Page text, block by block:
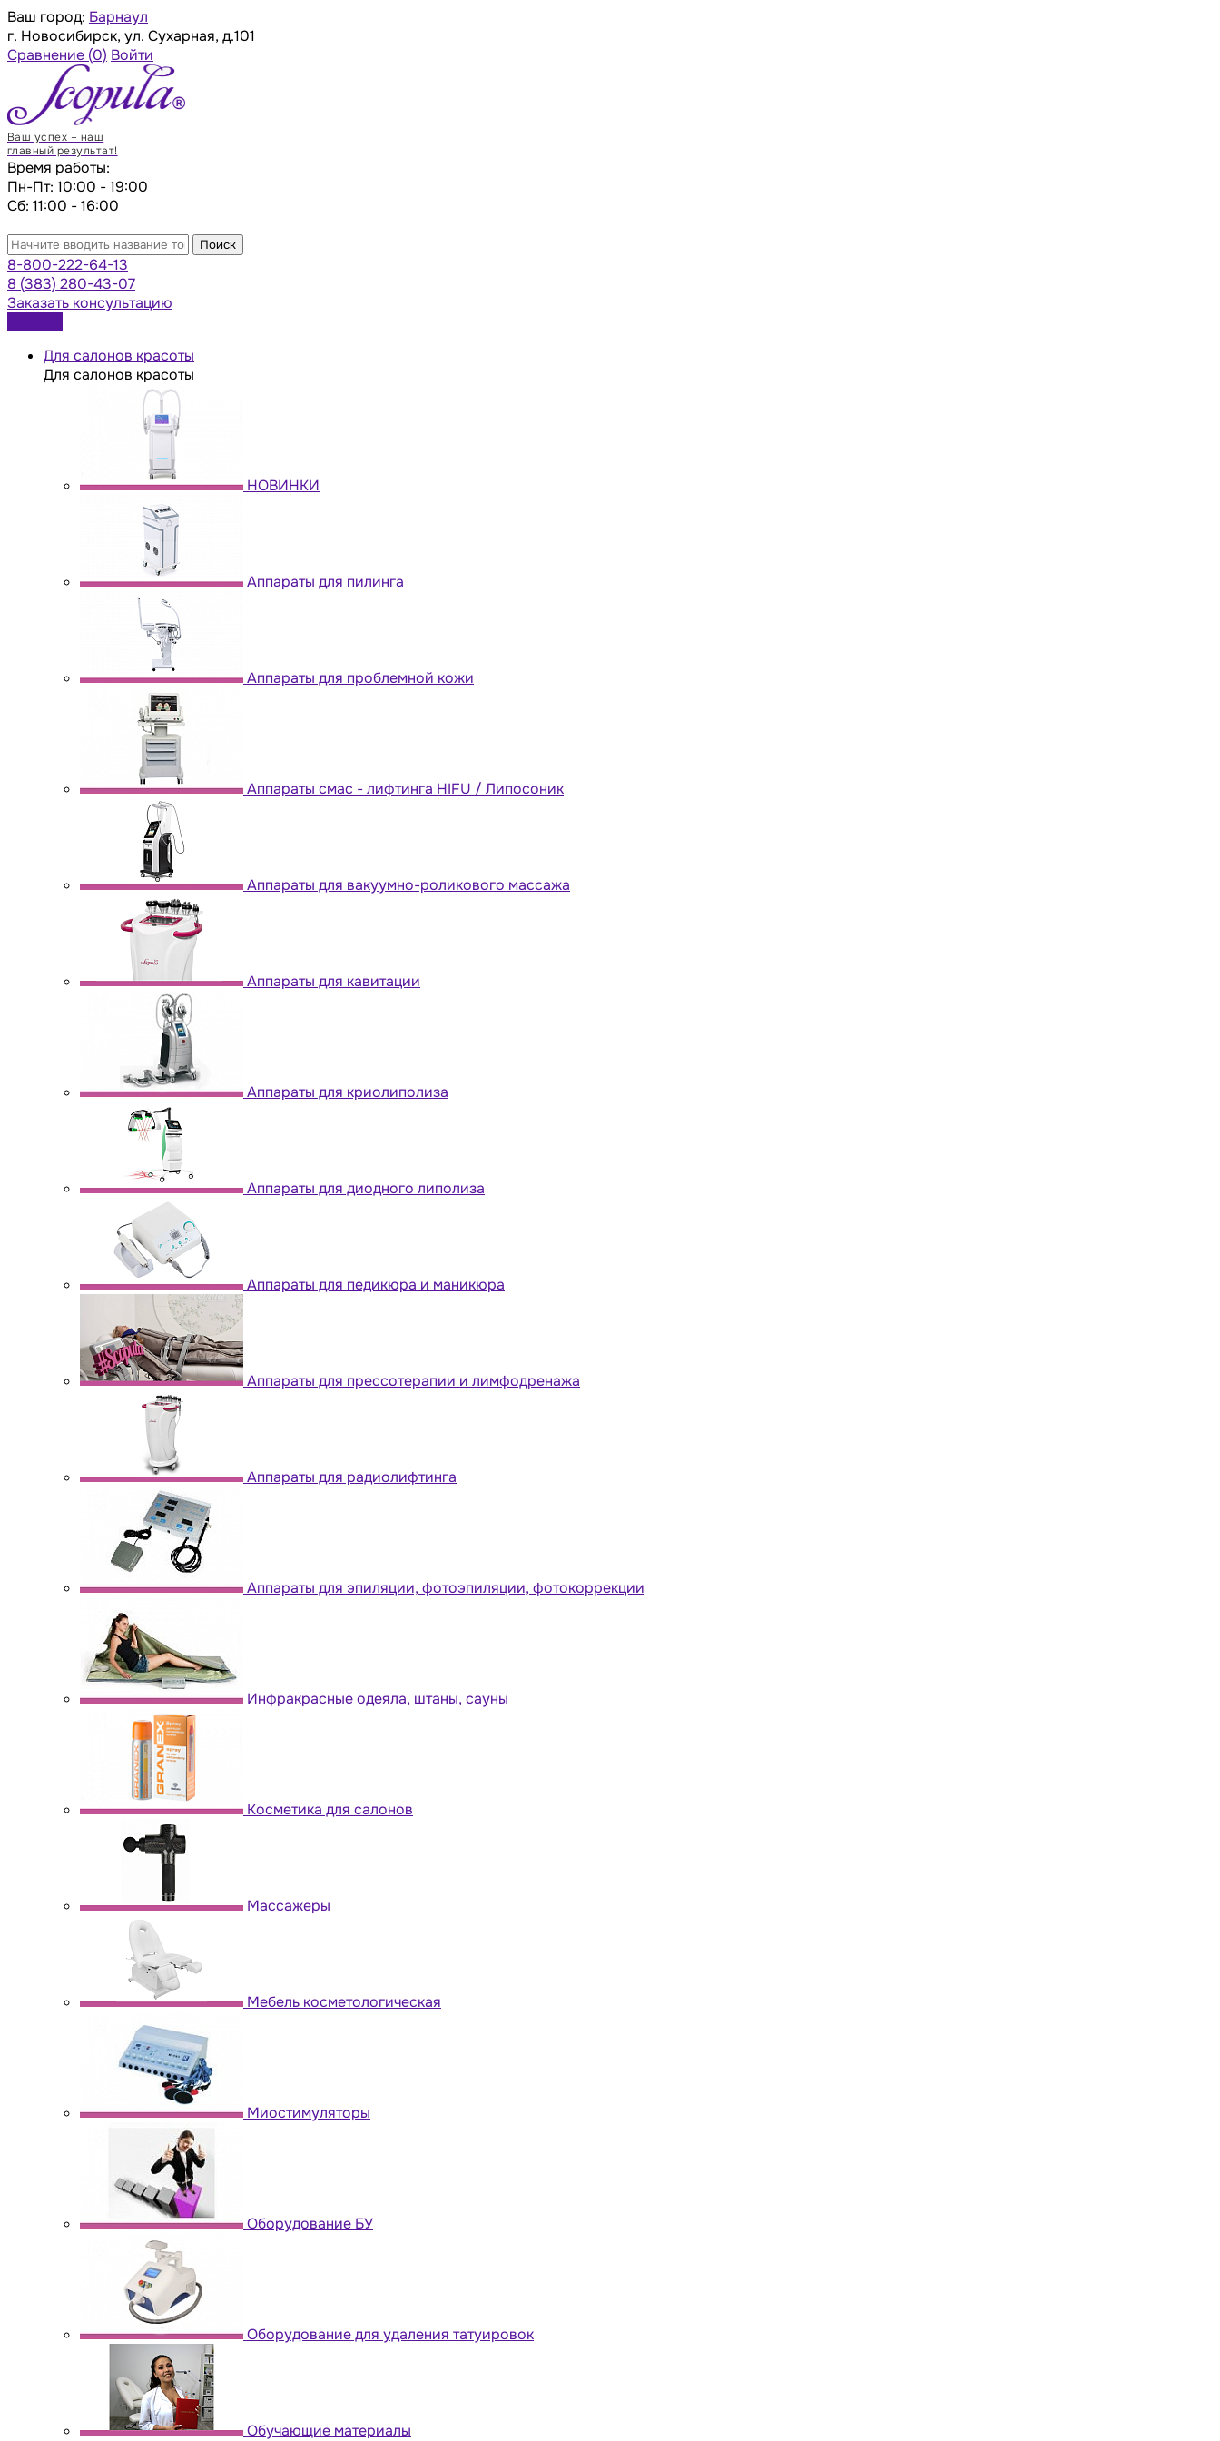
Ваш город: Барнаул
г. Новосибирск, ул. Сухарная, д.101
Сравнение (0) Войти
Ваш успех – наш
главный результат!
Время работы:
Пн-Пт: 10:00 - 19:00
Сб: 11:00 - 16:00
Поиск
8-800-222-64-13
8 (383) 280-43-07
Заказать консультацию
Для салонов красоты
Для салонов красоты
НОВИНКИ
Аппараты для пилинга
Аппараты для проблемной кожи
Аппараты cмас - лифтинга HIFU / Липосоник
Аппараты для вакуумно-роликового массажа
Аппараты для кавитации
Аппараты для криолиполиза
Аппараты для диодного липолиза
Аппараты для педикюра и маникюра
Аппараты для прессотерапии и лимфодренажа
Аппараты для радиолифтинга
Аппараты для эпиляции, фотоэпиляции, фотокоррекции
Инфракрасные одеяла, штаны, сауны
Косметика для салонов
Массажеры
Мебель косметологическая
Миостимуляторы
Оборудование БУ
Оборудование для удаления татуировок
Обучающие материалы